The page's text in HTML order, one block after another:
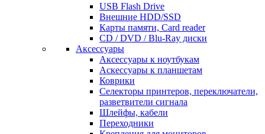
USB Flash Drive
Внешние HDD/SSD
Карты памяти, Card reader
CD / DVD / Blu-Ray диски
Аксессуары
Аксессуары к ноутбукам
Аскессуары к планшетам
Коврики
Селекторы принтеров, переключатели,
разветвители сигнала
Шлейфы, кабели
Переходники